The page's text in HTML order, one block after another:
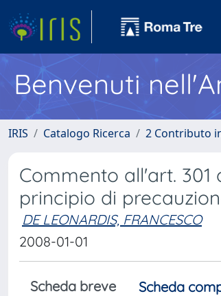
Benvenuti
IRIS Catalogo Ricerca 2 Contributo
Commento all'art. 301
principio di
DE LEONARDIS, FRANCESCO
2008-01-01
Scheda breve Scheda